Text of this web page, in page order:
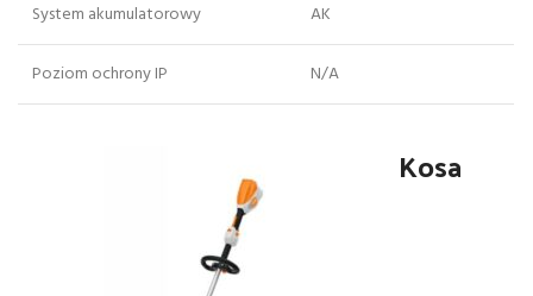
System akumulatorowy AK
Poziom ochrony IP N/A
Kosa